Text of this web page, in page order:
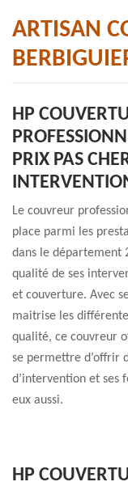
ARTISAN
HP
PRIX PAS
Le couvreur
place parmi les
dans le département
qualité de ses
et couverture. Avec
maitrise les
qualité, ce couvreur
se permettre d’offrir
d’intervention et ses
eux aussi.
HP